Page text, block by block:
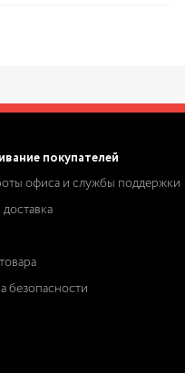
покупателей
офиса и службы поддержки
безопасности